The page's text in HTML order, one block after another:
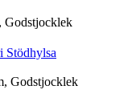
Godstjocklek
Stödhylsa
Godstjocklek